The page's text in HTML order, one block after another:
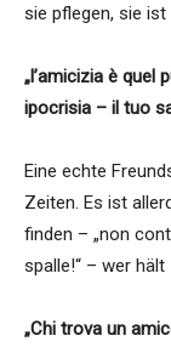
sie pflegen, sie
„l’amicizia è
ipocrisia – il tuo
Eine echte
Zeiten. Es ist
finden – „non
spalle!“ – wer
„Chi trova un